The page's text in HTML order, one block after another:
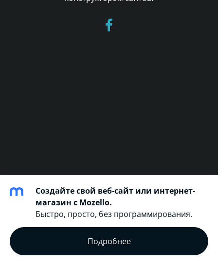
Создайте свой веб-сайт или интернет-
магазин с Mozello.
Быстро, просто, без программирования.
Подробнее